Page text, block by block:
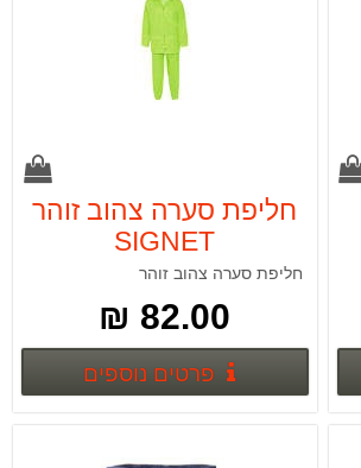
חליפת סערה צהוב זוהר
SIGNET
חליפת סערה צהוב זוהר
82.00 ₪
פרטים נוספיםפרטים